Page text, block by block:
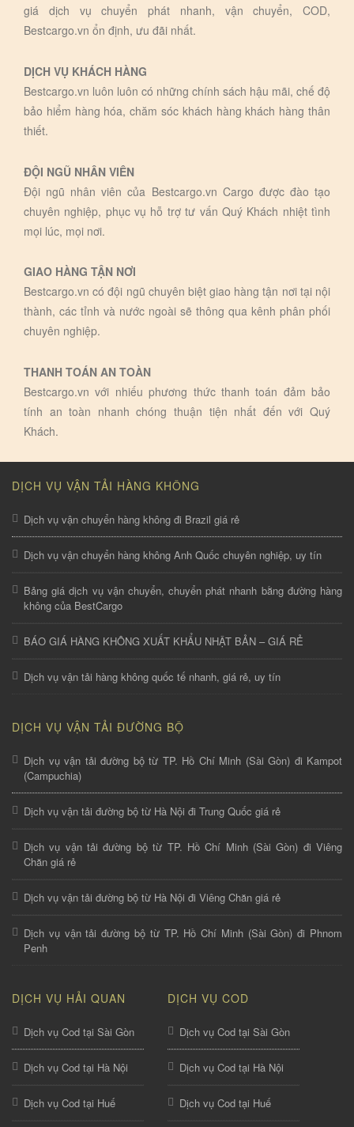
giá dịch vụ chuyển phát nhanh, vận chuyển, COD,
Bestcargo.vn ổn định, ưu đãi nhất.
DỊCH VỤ KHÁCH HÀNG
Bestcargo.vn luôn luôn có những chính sách hậu mãi, chế độ
bảo hiểm hàng hóa, chăm sóc khách hàng khách hàng thân
thiết.
ĐỘI NGŨ NHÂN VIÊN
Đội ngũ nhân viên của Bestcargo.vn Cargo được đào tạo
chuyên nghiệp, phục vụ hỗ trợ tư vấn Quý Khách nhiệt tình
mọi lúc, mọi nơi.
GIAO HÀNG TẬN NƠI
Bestcargo.vn có đội ngũ chuyên biệt giao hàng tận nơi tại nội
thành, các tỉnh và nước ngoài sẽ thông qua kênh phân phối
chuyên nghiệp.
THANH TOÁN AN TOÀN
Bestcargo.vn với nhiếu phương thức thanh toán đảm bảo
tính an toàn nhanh chóng thuận tiện nhất đến với Quý
Khách.
DỊCH VỤ VẬN TẢI HÀNG KHÔNG
Dịch vụ vận chuyển hàng không đi Brazil giá rẻ
Dịch vụ vận chuyển hàng không Anh Quốc chuyên nghiệp, uy tín
Bảng giá dịch vụ vận chuyển, chuyển phát nhanh bằng đường hàng
không của BestCargo
BÁO GIÁ HÀNG KHÔNG XUẤT KHẨU NHẬT BẢN – GIÁ RẺ
Dịch vụ vận tải hàng không quốc tế nhanh, giá rẻ, uy tín
DỊCH VỤ VẬN TẢI ĐƯỜNG BỘ
Dịch vụ vận tải đường bộ từ TP. Hồ Chí Minh (Sài Gòn) đi Kampot
(Campuchia)
Dịch vụ vận tải đường bộ từ Hà Nội đi Trung Quốc giá rẻ
Dịch vụ vận tải đường bộ từ TP. Hồ Chí Minh (Sài Gòn) đi Viêng
Chăn giá rẻ
Dịch vụ vận tải đường bộ từ Hà Nội đi Viêng Chăn giá rẻ
Dịch vụ vận tải đường bộ từ TP. Hồ Chí Minh (Sài Gòn) đi Phnom
Penh
DỊCH VỤ HẢI QUAN
Dịch vụ Cod tại Sài Gòn
Dịch vụ Cod tại Hà Nội
Dịch vụ Cod tại Huế
DỊCH VỤ COD
Dịch vụ Cod tại Sài Gòn
Dịch vụ Cod tại Hà Nội
Dịch vụ Cod tại Huế